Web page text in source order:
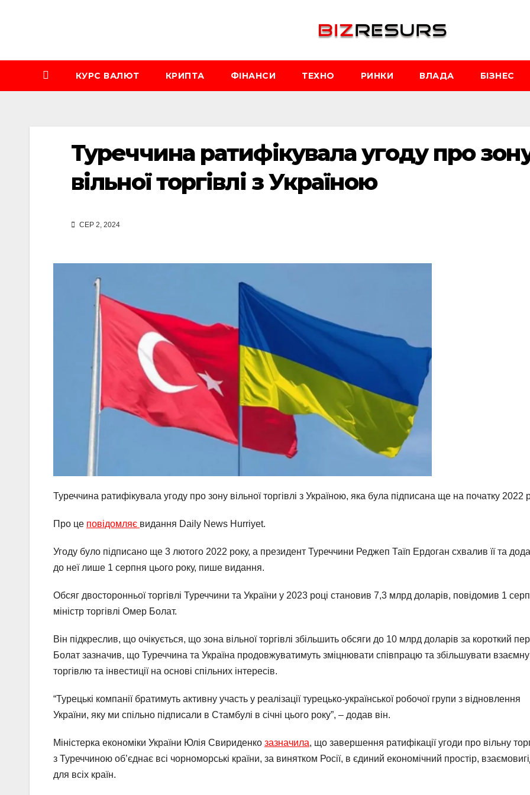
КУРС ВАЛЮТ КРИПТА ФІНАНСИ ТЕХНО РИНКИ ВЛАДА БІЗНЕС
Туреччина ратифікувала угоду про
вільної торгівлі з Україною
СЕР 2, 2024
Туреччина ратифікувала угоду про зону вільної торгівлі з Україною, яка була підписана ще на початку 2022
Про це повідомляє видання Daily News Hurriyet.
Угоду було підписано ще 3 лютого 2022 року, а президент Туреччини Реджеп Таїп Ердоган схвалив її та
до неї лише 1 серпня цього року, пише видання.
Обсяг двосторонньої торгівлі Туреччини та України у 2023 році становив 7,3 млрд доларів, повідомив 1
міністр торгівлі Омер Болат.
Він підкреслив, що очікується, що зона вільної торгівлі збільшить обсяги до 10 млрд доларів за короткий
Болат зазначив, що Туреччина та Україна продовжуватимуть зміцнювати співпрацю та збільшувати взаємну
торгівлю та інвестиції на основі спільних інтересів.
“Турецькі компанії братимуть активну участь у реалізації турецько-української робочої групи з відновлення
України, яку ми спільно підписали в Стамбулі в січні цього року”, – додав він.
Міністерка економіки України Юлія Свириденко зазначила, що завершення ратифікації угоди про вільну
з Туреччиною об’єднає всі чорноморські країни, за винятком Росії, в єдиний економічний простір,
для всіх країн.